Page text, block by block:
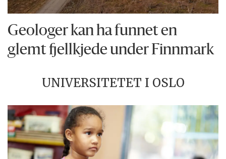
Geologer kan ha funnet en
glemt fjellkjede under Finnmark
UNIVERSITETET I OSLO